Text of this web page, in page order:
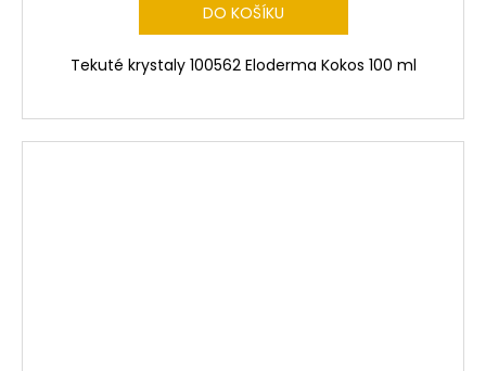
DO KOŠÍKU
Tekuté krystaly 100562 Eloderma Kokos 100 ml